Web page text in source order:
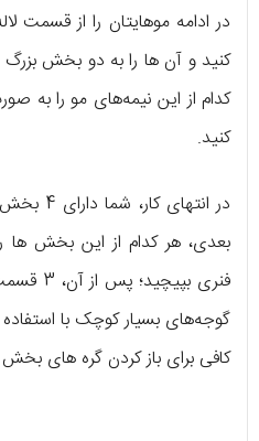
در ادامه موهایتان را از قسمت
کنید و آن ها را به دو بخش
کنید.
در
بعدی، هر کدام از این بخش ها
فنری
گوجه‌های بسیار کوچک با
کافی برای باز کردن گره های بخش 4 موهایتان داشته باشید.